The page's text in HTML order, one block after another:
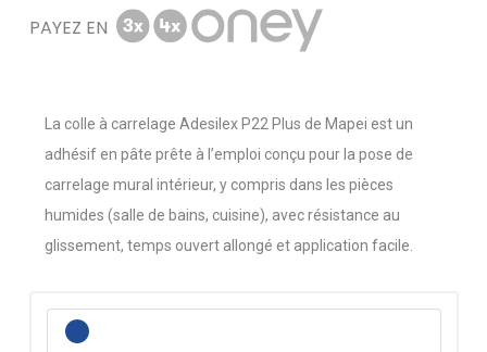
PAYEZ EN
La colle à carrelage Adesilex P22 Plus de Mapei est un
adhésif en pâte prête à l’emploi conçu pour la pose de
carrelage mural intérieur, y compris dans les pièces
humides (salle de bains, cuisine), avec résistance au
glissement, temps ouvert allongé et application facile.